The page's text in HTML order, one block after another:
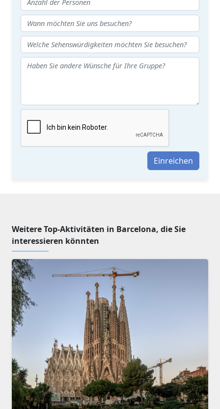
Einreichen
Weitere Top-Aktivitäten in Barcelona, die Sie
interessieren könnten